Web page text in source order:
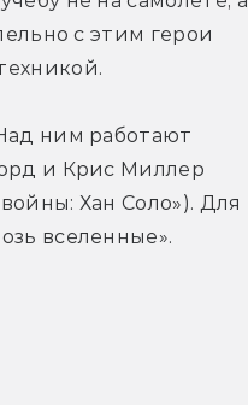
с этим герои
ним работают
и Крис Миллер
Хан Соло»). Для
вселенные».